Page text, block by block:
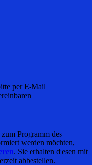
per E-Mail
Programm des
werden möchten,
. Sie erhalten diesen mit
abbestellen.